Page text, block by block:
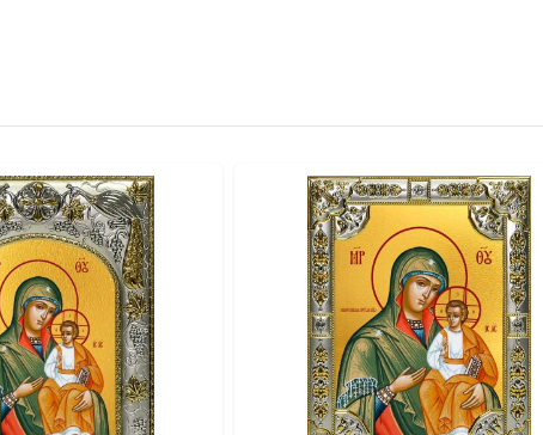
легко открыть киот для доступа к иконе.
дополняющий общий благородный вид.